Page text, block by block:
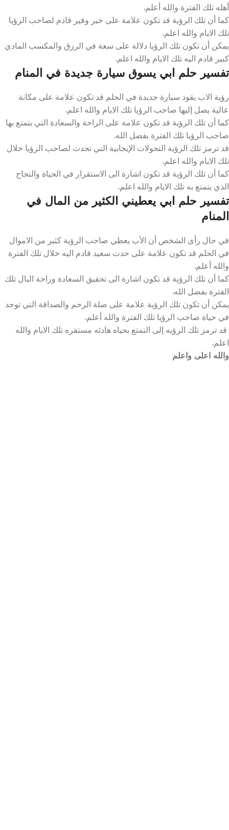
أهله تلك الفترة والله أعلم.
كما أن تلك الرؤية قد تكون علامة على خير وفير قادم لصاحب الرؤيا
تلك الايام والله اعلم.
يمكن أن تكون تلك الرؤيا دلالة على سعة في الرزق والمكسب المادي
كبير قادم اليه تلك الايام والله اعلم.
تفسير حلم ابي يسوق سيارة جديدة في المنام
رؤية الاب يقود سيارة جديدة في الحلم قد تكون علامة على مكانة
عالية يصل إليها صاحب الرؤيا تلك الايام والله اعلم.
كما أن تلك الرؤية قد تكون علامة على الراحة والسعادة التي يتمتع بها
صاحب الرؤيا تلك الفترة بفضل الله.
قد ترمز تلك الرؤية التحولات الإيجابية التي تحدث لصاحب الرؤيا خلال
تلك الايام والله اعلم.
كما أن تلك الرؤية قد تكون اشارة الى الاستقرار في الحياة والنجاح
الذي يتمتع به تلك الايام والله اعلم.
تفسير حلم ابي يعطيني الكثير من المال في
المنام
في حال رأى الشخص أن الأب يعطي صاحب الرؤية كثير من الاموال
في الحلم قد تكون علامة على حدث سعيد قادم اليه خلال تلك الفترة
والله أعلم.
كما أن تلك الرؤية قد تكون اشارة الى تحقيق السعادة وراحة البال تلك
الفترة بفضل الله.
يمكن أن تكون تلك الرؤية علامة على صلة الرحم والصداقة التي توجد
في حياة صاحب الرؤيا تلك الفترة والله أعلم.
قد ترمز تلك الرؤيه إلى التمتع بحياه هادئه مستقره تلك الايام والله
اعلم.
والله اعلى واعلم